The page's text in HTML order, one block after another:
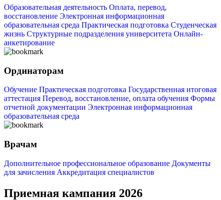
Образовательная деятельность Оплата, перевод,
восстановление Электронная информационная
образовательная среда Практическая подготовка Студенческая
жизнь Структурные подразделения университета Онлайн-
анкетирование
Ординаторам
Обучение Практическая подготовка Государственная итоговая
аттестация Перевод, восстановление, оплата обучения Формы
отчетной документации Электронная информационная
образовательная среда
Врачам
Дополнительное профессиональное образование Документы
для зачисления Аккредитация специалистов
Приемная кампания 2026